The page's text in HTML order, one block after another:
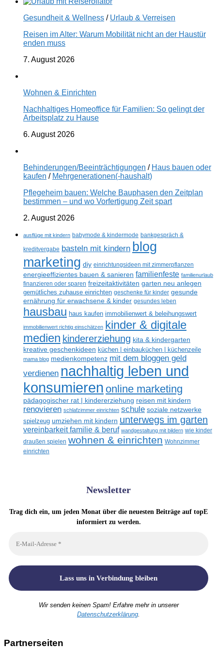
Gesundheit & Wellness / Urlaub & Verreisen
Reisen im Alter: Warum Mobilität nicht an der Haustür
enden muss
7. August 2026
Wohnen & Einrichten
Nachhaltiges Homeoffice für Familien: So gelingt der
Arbeitsplatz zu Hause
6. August 2026
Behinderungen/Beeinträchtigungen / Haus bauen oder
kaufen / Mehrgenerationen(-haushalt)
Pflegeheim bauen: Welche Bauphasen den Zeitplan
bestimmen – und wo Vorfertigung Zeit spart
2. August 2026
ausflüge mit kindern babymode & kindermode bankgespräch &
kreditvergabe basteln mit kindern blog
marketing diy einrichtungsideen mit zimmerpflanzen
energieeffizientes bauen & sanieren familienfeste familienurlaub
finanzieren oder sparen freizeitaktivitäten garten neu anlegen
gemütliches zuhause einrichten geschenke für kinder gesunde
ernährung für erwachsene & kinder gesundes leben
hausbau haus kaufen immobilienwert & beleihungswert
immobilienwert richtig einschätzen kinder & digitale
medien kindererziehung kita & kindergarten
kreative geschenkideen küchen | einbauküchen | küchenzeile
mama blog medienkompetenz mit dem bloggen geld
verdienen nachhaltig leben und
konsumieren online marketing
pädagogischer rat | kindererziehung reisen mit kindern
renovieren schlafzimmer einrichten schule soziale netzwerke
spielzeug umziehen mit kindern unterwegs im garten
vereinbarkeit familie & beruf wandgestaltung mit bildern wie kinder
draußen spielen wohnen & einrichten Wohnzimmer
einrichten
Newsletter
Trag dich ein, um jeden Monat über die neuesten Beiträge auf topE
informiert zu werden.
Wir senden keinen Spam! Erfahre mehr in unserer
Datenschutzerklärung.
Partnerseiten